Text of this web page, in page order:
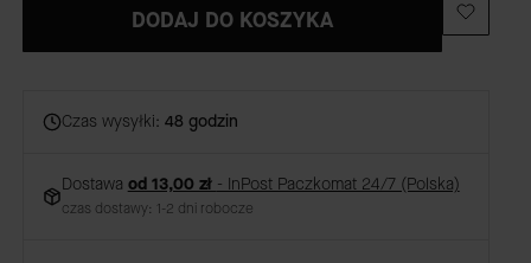
DODAJ DO KOSZYKA
Czas wysyłki: 48 godzin
Dostawa od 13,00 zł - InPost Paczkomat 24/7 (Polska)
czas dostawy: 1-2 dni robocze